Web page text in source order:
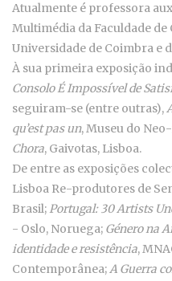
Atualmente é professora
Multimédia da Faculdade
Universidade de Coimbra e
À sua primeira exposição
Consolo É Impossível de
seguiram-se (entre outras),
qu’est pas un, Museu do
Chora, Gaivotas, Lisboa.
De entre as exposições
Lisboa Re-produtores de
Brasil;Portugal: 30 Artists
- Oslo, Noruega; Género na
identidade e resistência,
Contemporânea;A Guerra